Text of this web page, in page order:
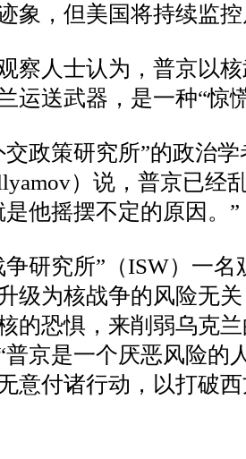
象，但美国将持续监
察人士认为，普京以
运送武器，是一种“惊
交政策研究所”的政治
）说，普京已经
他摇摆不定的原因。 ”
争研究所” （ISW）一名
级为核战争的风险无
的恐惧，来削弱乌克
普京是一个厌恶风险的
意付诸行动，以打破